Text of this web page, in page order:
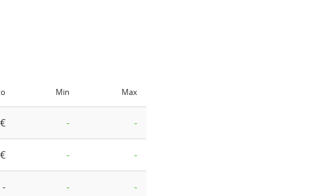
Min Max
- -
- -
- - -